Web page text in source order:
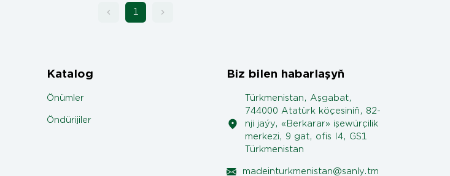
1
Katalog
Önümler
Öndürijiler
Biz bilen habarlaşyň
Türkmenistan, Aşgabat,
744000 Atatürk köçesiniň, 82-
nji jaýy, «Berkarar» işewürçilik
merkezi, 9 gat, ofis I4, GS1
Türkmenistan
madeinturkmenistan@sanly.tm